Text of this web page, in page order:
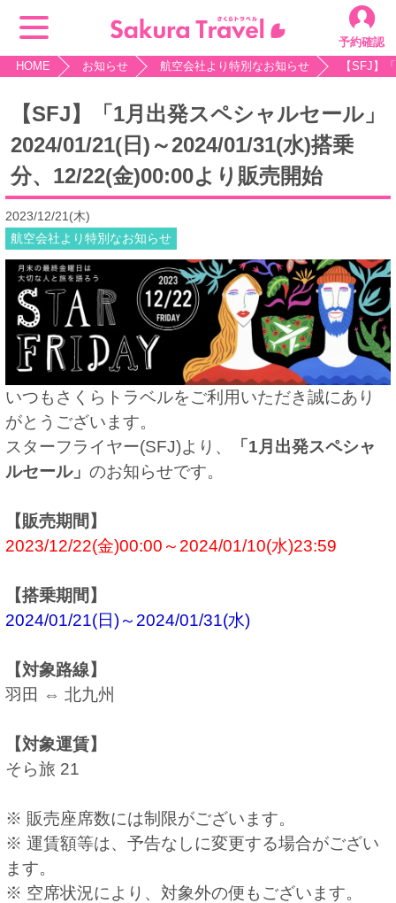
予約確認
HOME
お知らせ 航空会社より特別なお知らせ 【SFJ】
【SFJ】「1月出発スペシャルセール」
2024/01/21(日)～2024/01/31(水)搭乗
分、12/22(金)00:00より販売開始
2023/12/21(木)
航空会社より特別なお知らせ
いつもさくらトラベルをご利用いただき誠にあり
がとうございます。
スターフライヤー(SFJ)より、
「1月出発スペシャ
ルセール」 のお知らせです。
【販売期間】
2023/12/22(金)00:00～2024/01/10(水)23:59
【搭乗期間】
2024/01/21(日)～2024/01/31(水)
【対象路線】
羽田 ⇔ 北九州
【対象運賃】
そら旅 21
※ 販売座席数には制限がございます。
※ 運賃額等は、予告なしに変更する場合がござい
ます。
※ 空席状況により、対象外の便もございます。